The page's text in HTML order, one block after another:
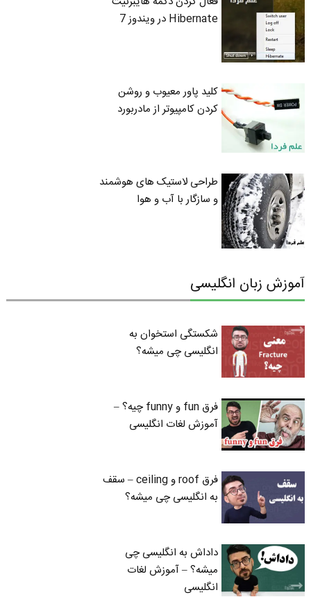
Hibernate در ویندوز 7
کلید پاور معیوب و روشن
کردن کامپیوتر از مادربورد
طراحی لاستیک های هوشمند
و سازگار با آب و هوا
آموزش زبان انگلیسی
شکستگی استخوان به
انگلیسی چی میشه؟
فرق fun و funny چیه؟ –
آموزش لغات انگلیسی
فرق roof و ceiling – سقف
به انگلیسی چی میشه؟
داداش به انگلیسی چی
میشه؟ – آموزش لغات
انگلیسی